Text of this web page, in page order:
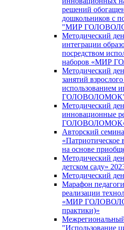
решений
дошкольников с
"МИР
Методический
интеграции
посредством
наборов «МИР
Методический
занятий
использованием
Методический
инновационные
ГОЛОВОЛОМОК»
Авторский
«Патриотическое
на основе
Методический
детском саду»
Методический
Марафон
реализации
«МИР
практики)»
"Использование